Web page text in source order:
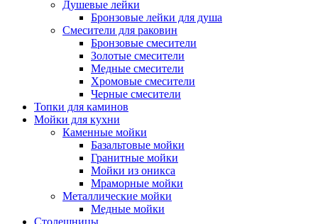
Душевые лейки
Бронзовые лейки для душа
Смесители для раковин
Бронзовые смесители
Золотые смесители
Медные смесители
Хромовые смесители
Черные смесители
Топки для каминов
Мойки для кухни
Каменные мойки
Базальтовые мойки
Гранитные мойки
Мойки из оникса
Мраморные мойки
Металлические мойки
Медные мойки
Столешницы